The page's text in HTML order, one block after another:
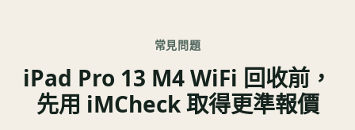
常見問題
iPad Pro 13 M4 WiFi 回收前，
先用 iMCheck 取得更準報價